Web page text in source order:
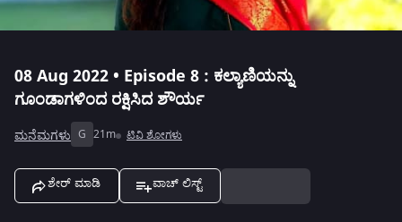
08 Aug 2022 • Episode 8 : ಕಲ್ಯಾಣಿಯನ್ನು
ಗೂಂಡಾಗಳಿಂದ ರಕ್ಷಿಸಿದ ಶೌರ್ಯ
ಮನೆಮಗಳು G 21m ಟಿವಿ ಶೋಗಳು
ಶೇರ್ ಮಾಡಿ ವಾಚ್ ಲಿಸ್ಟ್